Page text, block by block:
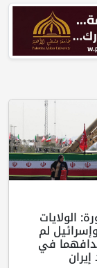
الولايات
لم
في